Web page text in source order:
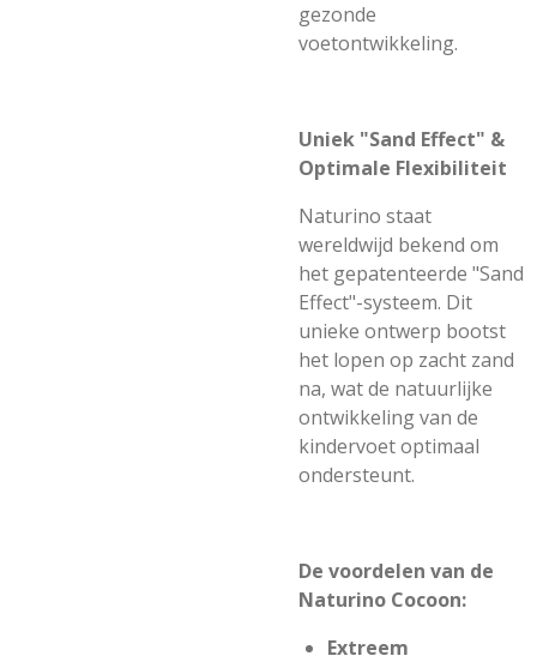
gezonde
voetontwikkeling.
Uniek "Sand Effect" &
Optimale Flexibiliteit
Naturino staat
wereldwijd bekend om
het gepatenteerde "Sand
Effect"-systeem. Dit
unieke ontwerp bootst
het lopen op zacht zand
na, wat de natuurlijke
ontwikkeling van de
kindervoet optimaal
ondersteunt.
De voordelen van de
Naturino Cocoon:
Extreem